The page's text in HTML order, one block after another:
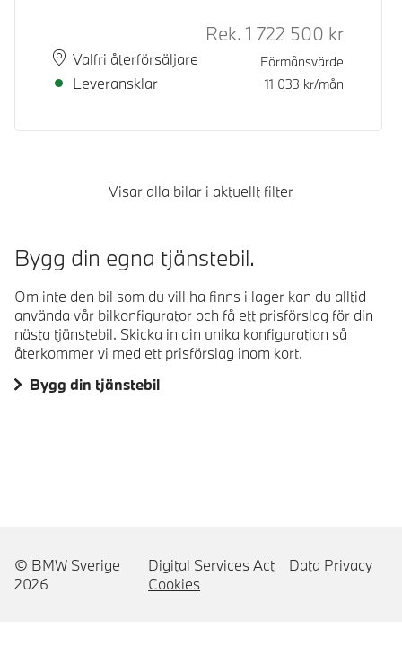
PlatsValfri återförsäljare
Leveranstid
Leveransklar
Rek. ord
Rek. 1 722 500 kr
Förmånsvärde
11 033 kr/mån
Visar alla bilar i aktuellt filter
Bygg din egna tjänstebil.
Om inte den bil som du vill ha finns i lager kan du alltid
använda vår bilkonfigurator och få ett prisförslag för din
nästa tjänstebil. Skicka in din unika konfiguration så
återkommer vi med ett prisförslag inom kort.
Bygg din tjänstebil
© BMW Sverige
2026
Digital Services Act
Data Privacy
Cookies